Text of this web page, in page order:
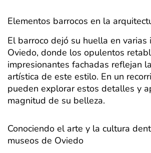
Elementos barrocos en la
El barroco dejó su huella en varias
Oviedo, donde los opulentos
impresionantes fachadas reflejan
artística de este estilo. En un
pueden explorar estos detalles y
magnitud de su belleza.
Conociendo el arte y la cultura
museos de Oviedo